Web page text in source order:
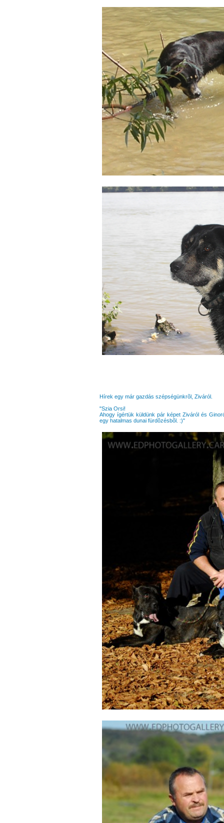
Hírek egy már gazdás szépségünkrõl, Ziváról.
"Szia Orsi!
Ahogy ígértük küldünk pár képet Ziváról és
egy hatalmas dunai fürdõzésbõl. :)"